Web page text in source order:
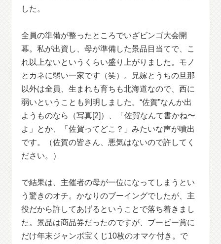
した。
全員の準備が整ったところでいざビンゴ大会開
幕。私が出資し、母が準備した景品目当てで、こ
れ以上ないというくらい盛り上がりました。モノ
とカネに弱い一家です（笑）。兄嫁とうちの旦那
以外は全員、生まれも育ちも北海道なので、西に
弱いということも判明しました。“佐賀”なんか出
ようものなら（写真[2]）、「佐賀なんて書かね〜
よ」とか、「佐賀ってどこ？」みたいな声が噴出
です。（佐賀の皆さん、悪気はないので許してく
ださい。）
で結果は、主催者の母が一位になってしまうとい
う驚きのオチ。かなりのブーイングでしたが、主
役だから許してあげるということで落ち着きまし
た。景品は商品券だったのですが、ブービー賞に
だけ年末ジャンボ宝くじ10枚のオマケ付き。で